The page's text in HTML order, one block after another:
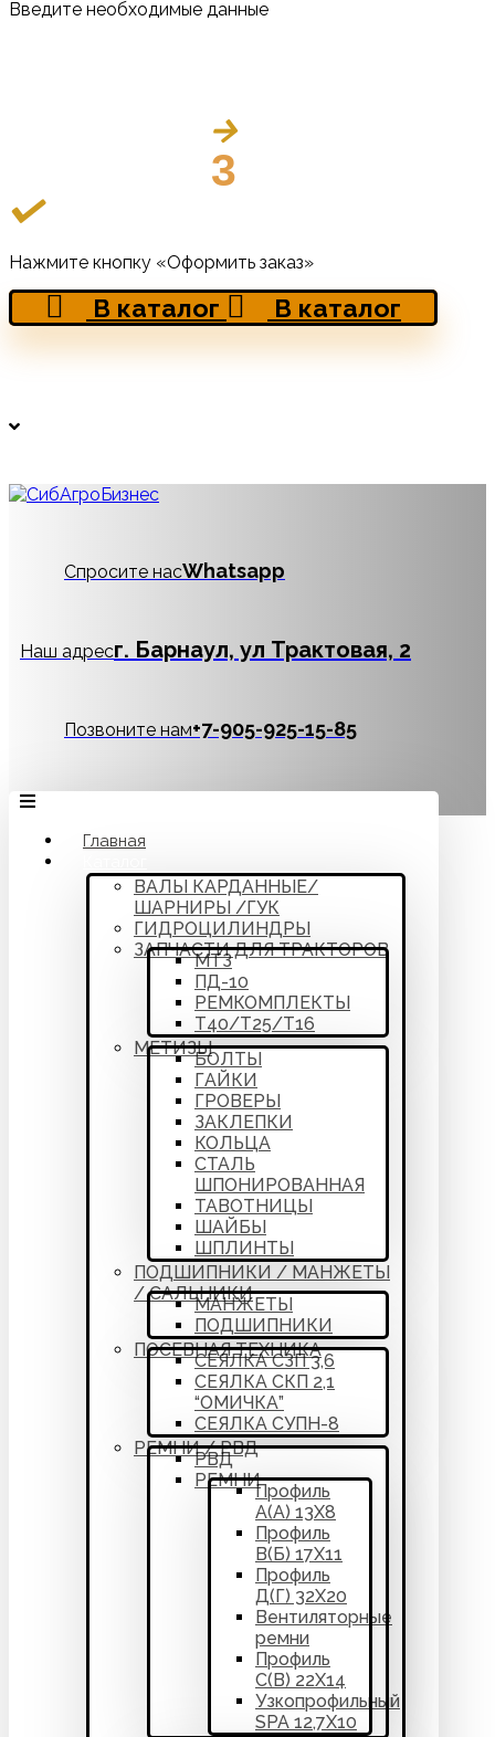
Введите необходимые данные
3
Нажмите кнопку «Оформить заказ»
В каталог В каталог
Спросите насWhatsapp
Наш адресг. Барнаул, ул Трактовая, 2
Позвоните нам‪+7-905-925-15-85
Главная
ВАЛЫ КАРДАННЫЕ/
ШАРНИРЫ /ГУК
ГИДРОЦИЛИНДРЫ
ЗАПЧАСТИ ДЛЯ ТРАКТОРОВ
МТЗ
ПД-10
РЕМКОМПЛЕКТЫ
Т40/Т25/Т16
МЕТИЗЫ
БОЛТЫ
ГАЙКИ
ГРОВЕРЫ
ЗАКЛЕПКИ
КОЛЬЦА
СТАЛЬ
ШПОНИРОВАННАЯ
ТАВОТНИЦЫ
ШАЙБЫ
ШПЛИНТЫ
ПОДШИПНИКИ / МАНЖЕТЫ
/ САЛЬНИКИ
МАНЖЕТЫ
ПОДШИПНИКИ
ПОСЕВНАЯ ТЕХНИКА
СЕЯЛКА СЗП 3,6
СЕЯЛКА СКП 2,1
“ОМИЧКА”
СЕЯЛКА СУПН-8
РЕМНИ / РВД
РВД
РЕМНИ
Профиль
А(А) 13Х8
Профиль
В(Б) 17Х11
Профиль
Д(Г) 32Х20
Вентиляторные
ремни
Профиль
С(В) 22Х14
Узкопрофильный
SPA 12,7Х10